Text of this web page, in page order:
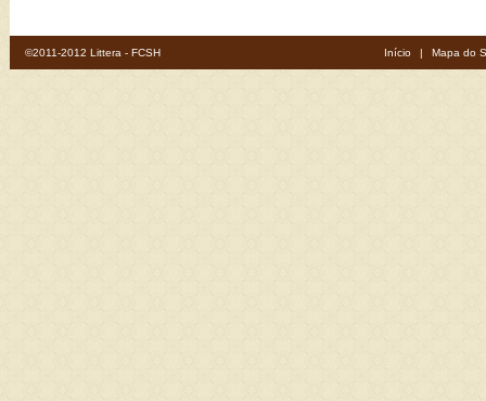
©2011-2012 Littera - FCSH Início | Mapa do